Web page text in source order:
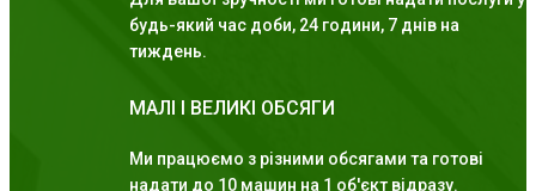
будь-який час доби, 24 години, 7 днів на
тиждень.
МАЛІ І ВЕЛИКІ ОБСЯГИ
Ми працюємо з різними обсягами та готові
надати до 10 машин на 1 об'єкт відразу.